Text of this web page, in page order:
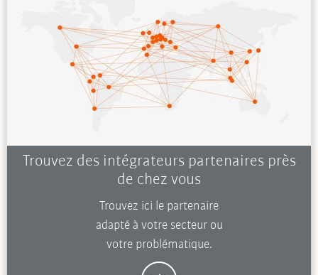
Trouvez des intégrateurs partenaires près
de chez vous
Trouvez ici le partenaire
adapté à votre secteur ou
votre problématique.